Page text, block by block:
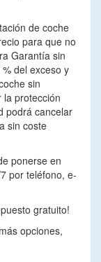
de coche
para que no
Garantía sin
del exceso y
sin
la protección
podrá cancelar
sin coste
ponerse en
por teléfono, e-
gratuito!
opciones,